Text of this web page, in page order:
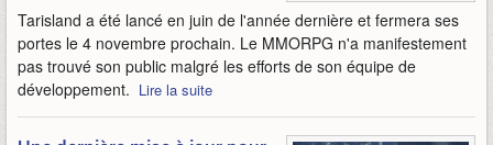
Tarisland a été lancé en juin de l'année dernière et fermera ses
portes le 4 novembre prochain. Le MMORPG n'a manifestement
pas trouvé son public malgré les efforts de son équipe de
développement. Lire la suite